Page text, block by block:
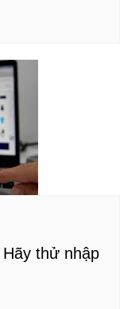
thử nhập